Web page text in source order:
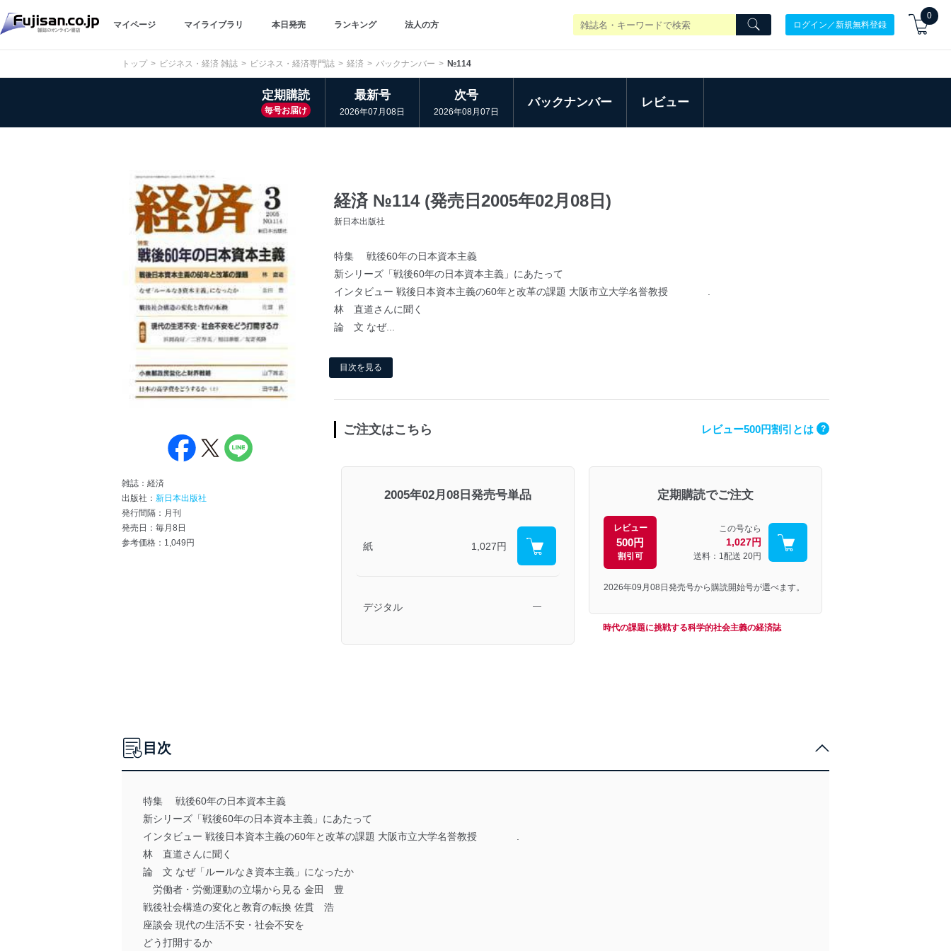
マイページ マイライブラリ 本日発売 ランキング 法人の方 ログイン／新規無料登録
0
トップ ビジネス・経済 雑誌 ビジネス・経済専門誌 経済 バックナンバー №114
定期購読
毎号お届け
最新号
2026年07月08日
次号
2026年08月07日
バックナンバー レビュー
雑誌：経済
出版社： 新日本出版社
発行間隔：月刊
発売日：毎月8日
参考価格：1,049円
経済 №114 (発売日2005年02月08日)
新日本出版社
特集 戦後60年の日本資本主義
新シリーズ「戦後60年の日本資本主義」にあたって
インタビュー 戦後日本資本主義の60年と改革の課題 大阪市立大学名誉教授 .
林 直道さんに聞く
論 文 なぜ...
目次を見る
ご注文はこちら レビュー500円割引とは ?
2005年02月08日発売号単品
紙 1,027円
デジタル ―
定期購読でご注文
レビュー
500円
割引可
この号なら
1,027円
送料：1配送 20円
2026年09月08日発売号から購読開始号が選べます。
時代の課題に挑戦する科学的社会主義の経済誌
目次
特集 戦後60年の日本資本主義
新シリーズ「戦後60年の日本資本主義」にあたって
インタビュー 戦後日本資本主義の60年と改革の課題 大阪市立大学名誉教授 .
林 直道さんに聞く
論 文 なぜ「ルールなき資本主義」になったか
労働者・労働運動の立場から見る 金田 豊
戦後社会構造の変化と教育の転換 佐貫 浩
座談会 現代の生活不安・社会不安を
どう打開するか